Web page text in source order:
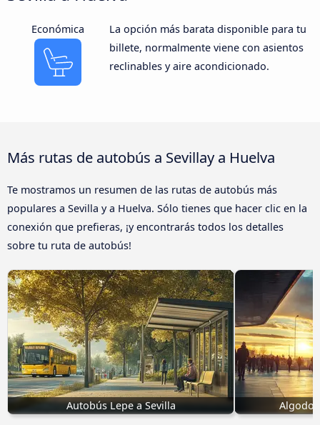
Económica
La opción más barata disponible para tu
billete, normalmente viene con asientos
reclinables y aire acondicionado.
Más rutas de autobús a Sevillay a Huelva
Te mostramos un resumen de las rutas de autobús más
populares a Sevilla y a Huelva. Sólo tienes que hacer clic en la
conexión que prefieras, ¡y encontrarás todos los detalles
sobre tu ruta de autobús!
Autobús Lepe a Sevilla